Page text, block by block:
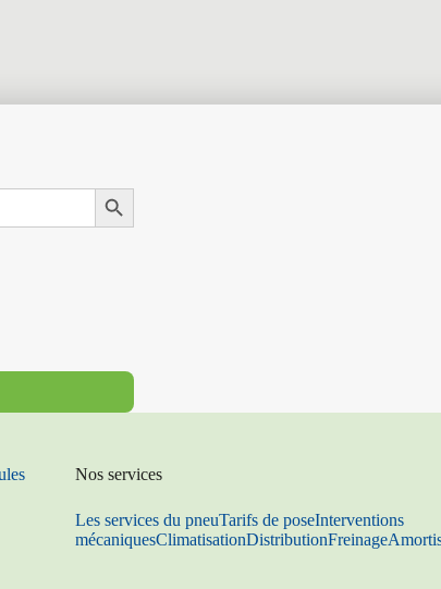
Search Button
Nos services
Les services du pneuTarifs de poseInterventions
mécaniquesClimatisationDistributionFreinage